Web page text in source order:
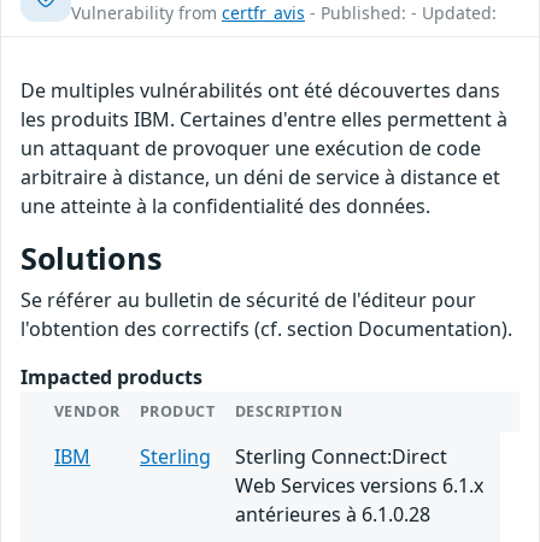
Vulnerability from certfr_avis - Published: - Updated:
De multiples vulnérabilités ont été découvertes dans
les produits IBM. Certaines d'entre elles permettent à
un attaquant de provoquer une exécution de code
arbitraire à distance, un déni de service à distance et
une atteinte à la confidentialité des données.
Solutions
Se référer au bulletin de sécurité de l'éditeur pour
l'obtention des correctifs (cf. section Documentation).
Impacted products
VENDOR PRODUCT DESCRIPTION
IBM Sterling
Sterling Connect:Direct
Web Services versions 6.1.x
antérieures à 6.1.0.28